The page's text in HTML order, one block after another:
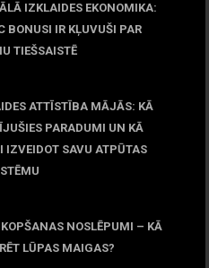
IZKLAIDES EKONOMIKA:
BONUSI IR KĻUVUŠI PAR
TIEŠSAISTĒ
ATTĪSTĪBA MĀJĀS: KĀ
PARADUMI UN KĀ
IZVEIDOT SAVU ATPŪTAS
NOSLĒPUMI – KĀ
LŪPAS MAIGAS?